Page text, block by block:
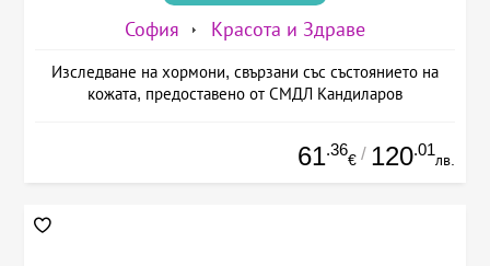
София Красота и Здраве
Изследване на хормони, свързани със състоянието на
кожата, предоставено от СМДЛ Кандиларов
61.36
€ / 120.01
лв.